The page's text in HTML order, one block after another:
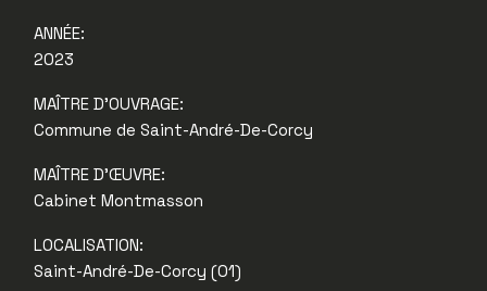
ANNÉE:
2023
MAÎTRE D'OUVRAGE:
Commune de Saint-André-De-Corcy
MAÎTRE D'ŒUVRE:
Cabinet Montmasson
LOCALISATION:
Saint-André-De-Corcy (01)